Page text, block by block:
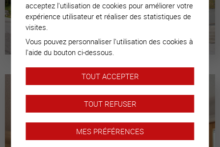
acceptez l'utilisation de cookies pour améliorer votre
expérience utilisateur et réaliser des statistiques de
visites.
Vous pouvez personnaliser l'utilisation des cookies à
l'aide du bouton ci-dessous.
TOUT ACCEPTER
TOUT REFUSER
MES PRÉFÉRENCES